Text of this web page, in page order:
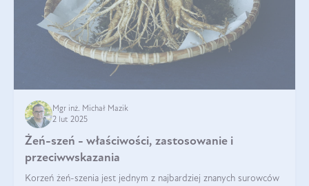
Mgr inż. Michał Mazik
2 lut 2025
Żeń-szeń - właściwości, zastosowanie i
przeciwwskazania
Korzeń żeń-szenia jest jednym z najbardziej znanych surowców